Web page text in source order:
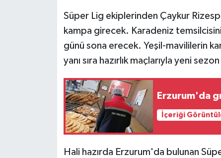
Süper Lig ekiplerinden Çaykur
kampa girecek. Karadeniz
günü sona erecek. Yeşil-mavililerin
yanı sıra hazırlık maçlarıyla yeni
Erzurum'da
İçeriği
Hali hazırda Erzurum'da bulunan
KÜLTÜR SANAT
MAGAZİN
Otomobil
POLİTİKA